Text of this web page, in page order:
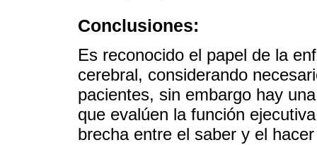
Conclusiones:
Es reconocido el papel de la
cerebral, considerando
pacientes, sin embargo hay
que evalúen la función
brecha entre el saber y el